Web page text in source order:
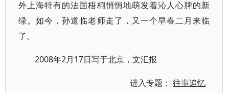
外上海特有的法国梧桐悄悄地萌发着沁人心脾的新
绿。如今，孙道临老师走了，又一个早春二月来临
了。
2008年2月17日写于北京，文汇报
进入专题：往事追忆